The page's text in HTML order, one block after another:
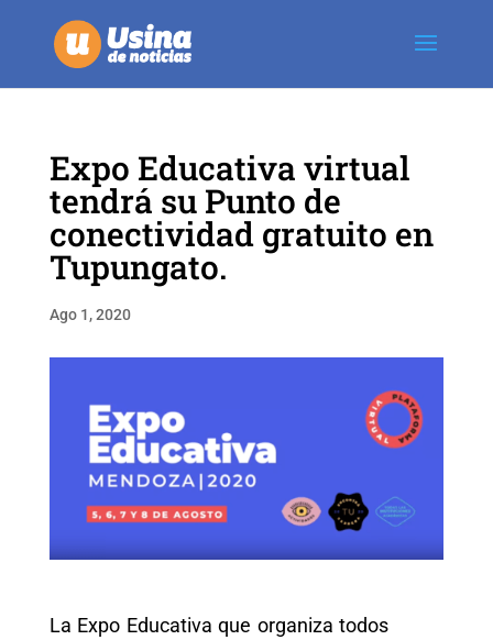
Expo Educativa virtual
tendrá su Punto de
conectividad gratuito en
Tupungato.
Ago 1, 2020
La Expo Educativa que organiza todos